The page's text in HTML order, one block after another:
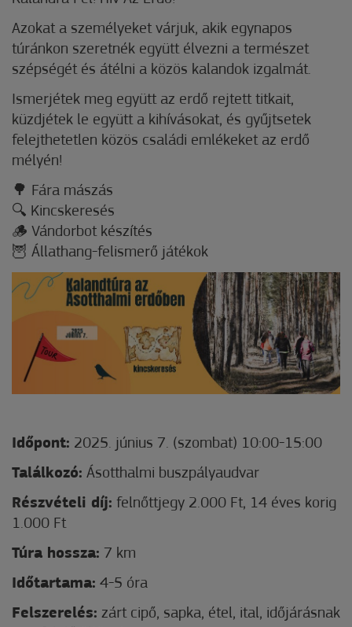
Azokat a személyeket várjuk, akik egynapos
túránkon szeretnék együtt élvezni a természet
szépségét és átélni a közös kalandok izgalmát.
Ismerjétek meg együtt az erdő rejtett titkait,
küzdjétek le együtt a kihívásokat, és gyűjtsetek
felejthetetlen közös családi emlékeket az erdő
mélyén!
🌳 Fára mászás
🔍 Kincskeresés
🪵 Vándorbot készítés
🦉 Állathang-felismerő játékok
Időpont: 2025. június 7. (szombat) 10:00-15:00
Találkozó: Ásotthalmi buszpályaudvar
Részvételi díj: felnőttjegy 2.000 Ft, 14 éves korig
1.000 Ft
Túra hossza: 7 km
Időtartama: 4-5 óra
Felszerelés: zárt cipő, sapka, étel, ital, időjárásnak